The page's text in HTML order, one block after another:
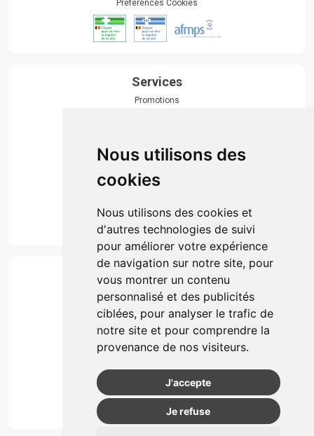
Nous utilisons des
cookies
Nous utilisons des cookies et
d'autres technologies de suivi
pour améliorer votre expérience
de navigation sur notre site, pour
vous montrer un contenu
personnalisé et des publicités
ciblées, pour analyser le trafic de
notre site et pour comprendre la
provenance de nos visiteurs.
J'accepte
Je refuse
Préférences Cookies
Services
Promotions
Actualités & conseils
Événements
Marques
Suivez-nous
Paiement
Simple, rapide et 100% sécurisé
Retrait & Livriason
Retrait en automate ou Locker
Livraison chez vous